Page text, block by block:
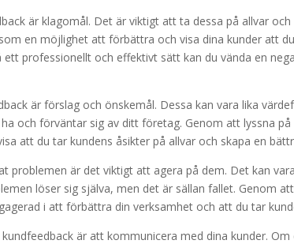
är klagomål. Det är viktigt att ta dessa på allvar
en möjlighet att förbättra och visa dina kunder att
ett professionellt och effektivt sätt kan du vända en
är förslag och önskemål. Dessa kan vara lika
och förväntar sig av ditt företag. Genom att lyssna
att du tar kundens åsikter på allvar och skapa en
problemen är det viktigt att agera på dem. Det kan
löser sig själva, men det är sällan fallet. Genom
i att förbättra din verksamhet och att du tar
är att kommunicera med dina kunder.